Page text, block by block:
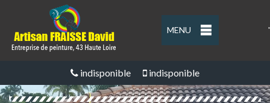
MENU '
indisponible indisponible